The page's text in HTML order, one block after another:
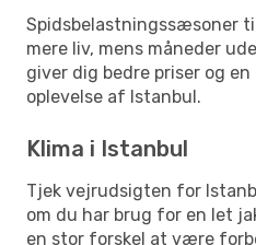
Spidsbelastningssæsoner
mere liv, mens måneder
giver dig bedre priser og
oplevelse af Istanbul.
Klima i Istanbul
Tjek vejrudsigten for
om du har brug for en let
en stor forskel at være